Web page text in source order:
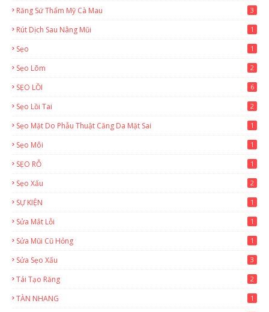
Răng Sứ Thẩm Mỹ Cà Mau 3
Rút Dịch Sau Nâng Mũi 1
Sẹo 1
Sẹo Lõm 2
SẸO LỒI 6
Sẹo Lồi Tai 2
Sẹo Mặt Do Phẫu Thuật Căng Da Mặt Sai 1
Sẹo Môi 1
SẸO RỖ 1
Sẹo Xấu 2
SỰ KIỆN 1
Sửa Mắt Lỗi 1
Sửa Mũi Cũ Hỏng 1
Sửa Sẹo Xấu 3
Tái Tạo Răng 2
TÀN NHANG 1